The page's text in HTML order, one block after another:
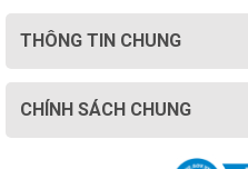
THÔNG TIN CHUNG
CHÍNH SÁCH CHUNG